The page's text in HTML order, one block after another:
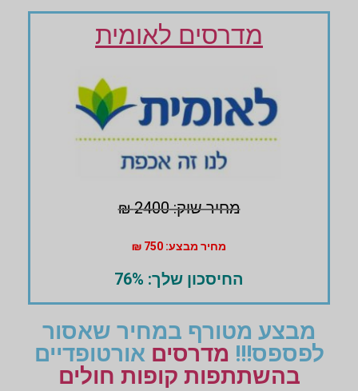
מדרסים לאומית
מחיר שוק: 2400 ₪
מחיר מבצע: 750 ₪
החיסכון שלך: 76%
מבצע מטורף במחיר שאסור
לפספס!!! מדרסים אורטופדיים
בהשתתפות קופות חולים